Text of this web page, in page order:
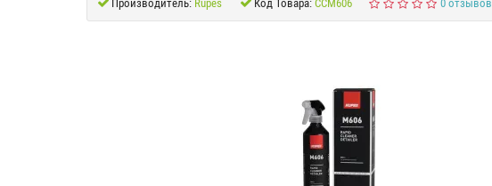
Производитель: Rupes Код Товара: CCM606 0 отзывов